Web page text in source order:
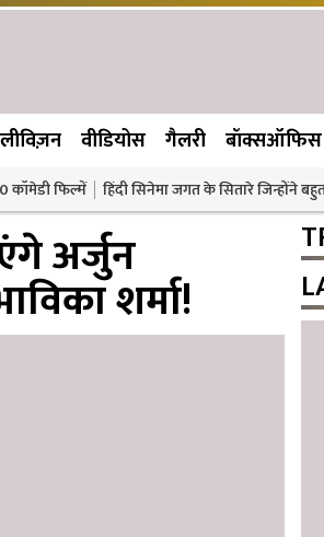
वीडियोस गैलरी बॉक्सऑफिस
कॉमेडी फिल्में हिंदी सिनेमा जगत के सितारे जिन्होंने
अर्जुन
शर्मा!